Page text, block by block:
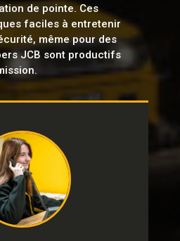
de pointe. Ces
faciles à entretenir
même pour des
JCB sont productifs